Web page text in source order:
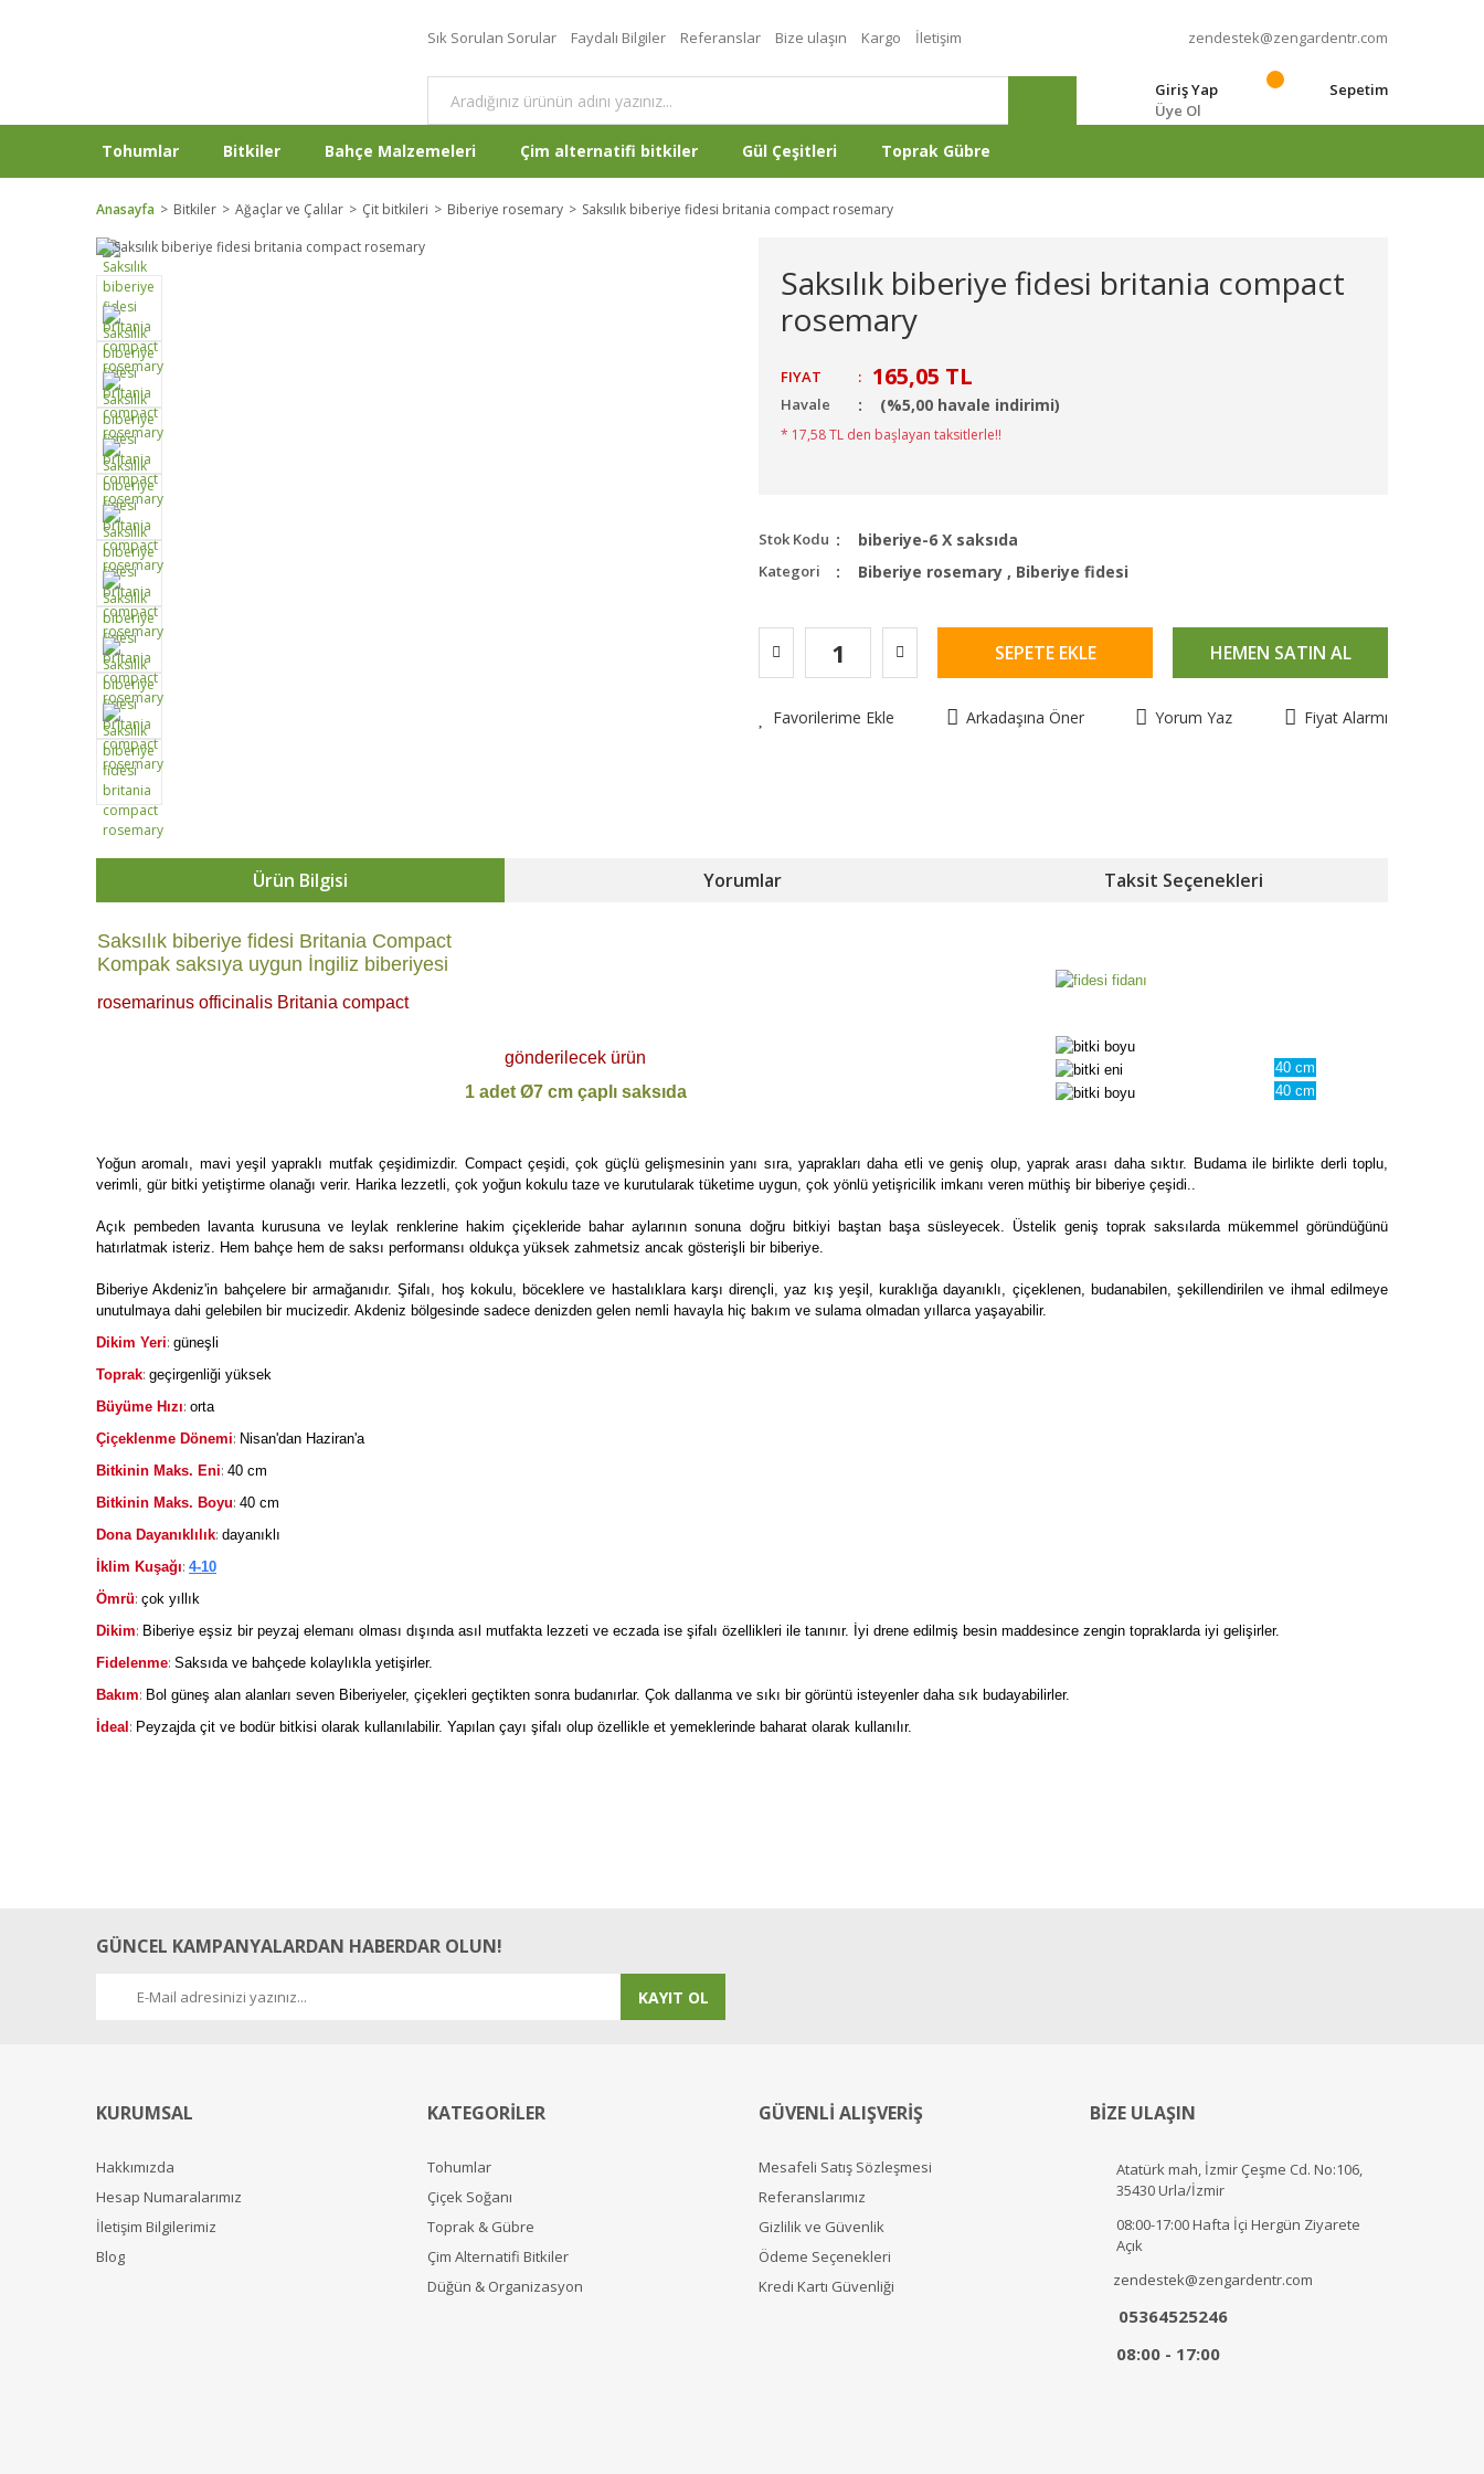
Sık Sorulan Sorular Faydalı Bilgiler Referanslar Bize ulaşın Kargo İletişim zendestek@zengardentr.com
Giriş Yap
Üye Ol
Sepetim
Tohumlar Bitkiler Bahçe Malzemeleri Çim alternatifi bitkiler Gül Çeşitleri Toprak Gübre
Anasayfa Bitkiler Ağaçlar ve Çalılar Çit bitkileri Biberiye rosemary Saksılık biberiye fidesi britania compact rosemary
Saksılık biberiye fidesi britania compact
rosemary
FIYAT : 165,05 TL
Havale (%5,00 havale indirimi)
* 17,58 TL den başlayan taksitlerle!!
Stok Kodu biberiye-6 X saksıda
Kategori Biberiye rosemary , Biberiye fidesi
SEPETE EKLE HEMEN SATIN AL
Favorilerime Ekle Arkadaşına Öner Yorum Yaz Fiyat Alarmı
Ürün Bilgisi Yorumlar Taksit Seçenekleri
Saksılık biberiye fidesi Britania Compact
Kompak saksıya uygun İngiliz biberiyesi
rosemarinus officinalis Britania compact
gönderilecek ürün
40 cm
1 adet Ø7 cm çaplı saksıda 40 cm
Yoğun aromalı, mavi yeşil yapraklı mutfak çeşidimizdir. Compact çeşidi, çok güçlü gelişmesinin yanı sıra, yaprakları daha etli ve geniş olup, yaprak arası daha sıktır. Budama ile birlikte derli toplu,
verimli, gür bitki yetiştirme olanağı verir. Harika lezzetli, çok yoğun kokulu taze ve kurutularak tüketime uygun, çok yönlü yetişricilik imkanı veren müthiş bir biberiye çeşidi..
Açık pembeden lavanta kurusuna ve leylak renklerine hakim çiçekleride bahar aylarının sonuna doğru bitkiyi baştan başa süsleyecek. Üstelik geniş toprak saksılarda mükemmel göründüğünü
hatırlatmak isteriz. Hem bahçe hem de saksı performansı oldukça yüksek zahmetsiz ancak gösterişli bir biberiye.
Biberiye Akdeniz'in bahçelere bir armağanıdır. Şifalı, hoş kokulu, böceklere ve hastalıklara karşı dirençli, yaz kış yeşil, kuraklığa dayanıklı, çiçeklenen, budanabilen, şekillendirilen ve ihmal edilmeye
unutulmaya dahi gelebilen bir mucizedir. Akdeniz bölgesinde sadece denizden gelen nemli havayla hiç bakım ve sulama olmadan yıllarca yaşayabilir.
Dikim Yeri: güneşli
Toprak: geçirgenliği yüksek
Büyüme Hızı: orta
Çiçeklenme Dönemi: Nisan'dan Haziran'a
Bitkinin Maks. Eni: 40 cm
Bitkinin Maks. Boyu: 40 cm
Dona Dayanıklılık: dayanıklı
İklim Kuşağı: 4-10
Ömrü: çok yıllık
Dikim: Biberiye eşsiz bir peyzaj elemanı olması dışında asıl mutfakta lezzeti ve eczada ise şifalı özellikleri ile tanınır. İyi drene edilmiş besin maddesince zengin topraklarda iyi gelişirler.
Fidelenme: Saksıda ve bahçede kolaylıkla yetişirler.
Bakım: Bol güneş alan alanları seven Biberiyeler, çiçekleri geçtikten sonra budanırlar. Çok dallanma ve sıkı bir görüntü isteyenler daha sık budayabilirler.
İdeal : Peyzajda çit ve bodür bitkisi olarak kullanılabilir. Yapılan çayı şifalı olup özellikle et yemeklerinde baharat olarak kullanılır.
GÜNCEL KAMPANYALARDAN HABERDAR OLUN!
KAYIT OL
KURUMSAL
Hakkımızda
Hesap Numaralarımız
İletişim Bilgilerimiz
Blog
KATEGORİLER
Tohumlar
Çiçek Soğanı
Toprak & Gübre
Çim Alternatifi Bitkiler
Düğün & Organizasyon
GÜVENLİ ALIŞVERİŞ
Mesafeli Satış Sözleşmesi
Referanslarımız
Gizlilik ve Güvenlik
Ödeme Seçenekleri
Kredi Kartı Güvenliği
BİZE ULAŞIN
Atatürk mah, İzmir Çeşme Cd. No:106,
35430 Urla/İzmir
08:00-17:00 Hafta İçi Hergün Ziyarete
Açık
zendestek@zengardentr.com
05364525246
08:00 - 17:00